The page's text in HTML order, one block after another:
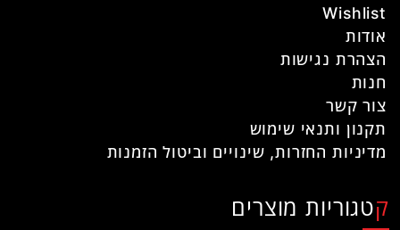
Wishlist
אודות
הצהרת נגישות
חנות
צור קשר
תקנון ותנאי שימוש
מדיניות החזרות, שינויים וביטול הזמנות
קטגוריות מוצרים